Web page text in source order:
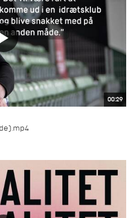
00:29